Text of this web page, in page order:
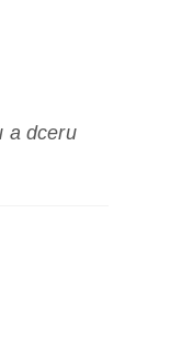
a dceru